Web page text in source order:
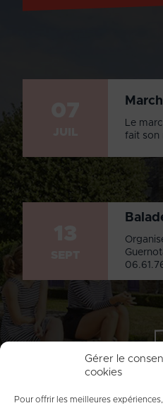
Gérer le
cookies
Pour offrir les meilleures
Le
fait son